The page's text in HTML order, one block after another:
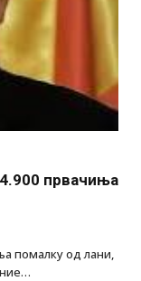
првачиња
помалку од лани,